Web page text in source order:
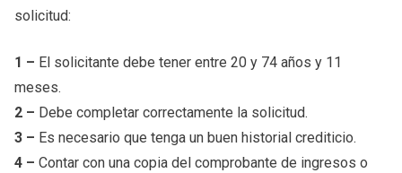
solicitud:
1 – El solicitante debe tener entre 20 y 74 años y 11
meses.
2 – Debe completar correctamente la solicitud.
3 – Es necesario que tenga un buen historial crediticio.
4 – Contar con una copia del comprobante de ingresos o